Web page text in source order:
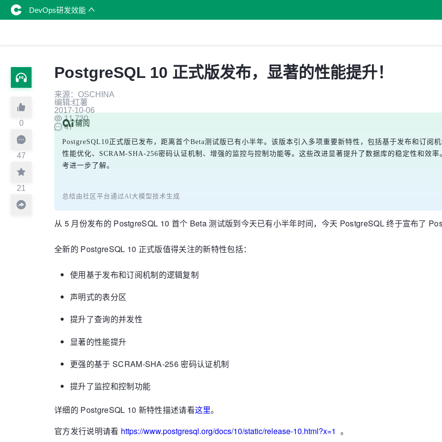
DevOps研发效能
0
47
21
PostgreSQL 10 正式版发布，显著的性能提升！
来源：OSCHINA
编辑:红薯
2017-10-06
11,730
47
PostgreSQL10正式版已发布，距离首个Beta测试版已有小半年。该版本引入多项重要新特性，包括基于发布和订阅
性能优化、SCRAM-SHA-256密码认证机制、增强的监控与控制功能等。这些改进显著提升了数据库的稳定性和效
考进一步了解。
总结由社区平台通过AI大模型技术生成
从 5 月份发布的 PostgreSQL 10 首个 Beta 测试版到今天已有小半年时间，今天 PostgreSQL 终于宣布了
全新的 PostgreSQL 10 正式版值得关注的新特性包括：
使用基于发布和订阅机制的逻辑复制
声明式的表分区
提升了查询的并发性
显著的性能提升
更强的基于 SCRAM-SHA-256 密码认证机制
提升了监控和控制功能
详细的 PostgreSQL 10 新特性描述请看这里。
官方发行说明请看 https://www.postgresql.org/docs/10/static/release-10.html?x=1 。